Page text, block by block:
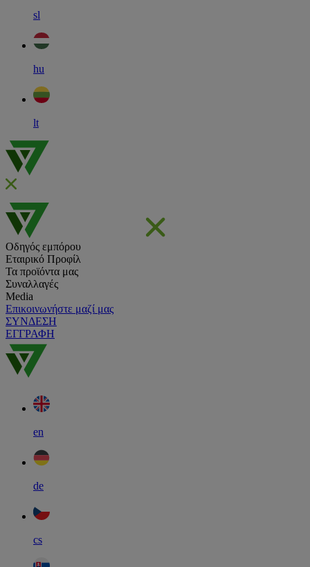
sl
hu
lt
Οδηγός εμπόρου
Εταιρικό Προφίλ
Τα προϊόντα μας
Συναλλαγές
Media
Επικοινωνήστε μαζί μας
ΣΥΝΔΕΣΗ
ΕΓΓΡΑΦΗ
en
de
cs